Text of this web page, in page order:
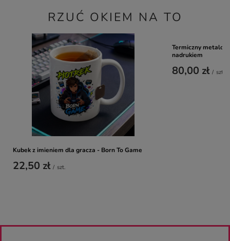
RZUĆ OKIEM NA TO
Kubek z imieniem dla gracza - Born To Game
22,50 zł / szt.
Termiczny
nadrukiem
80,00 zł / szt.